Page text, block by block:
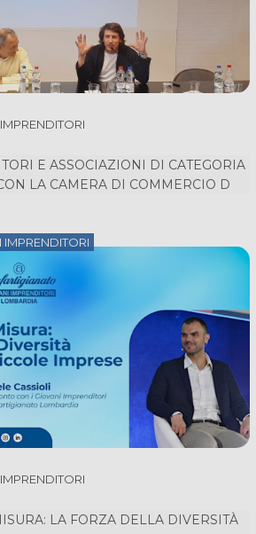
E ASSOCIAZIONI DI CATEGORIA
LA CAMERA DI COMMERCIO D
LA FORZA DELLA DIVERSITÀ